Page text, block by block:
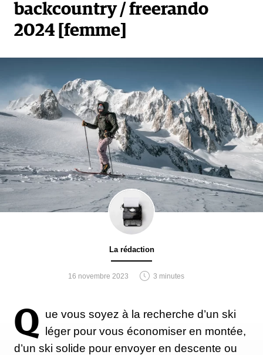
backcountry / freerando
2024 [femme]
La rédaction
16 novembre 2023 3 minutes
Q ue vous soyez à la recherche d’un ski
léger pour vous économiser en montée,
d’un ski solide pour envoyer en descente ou